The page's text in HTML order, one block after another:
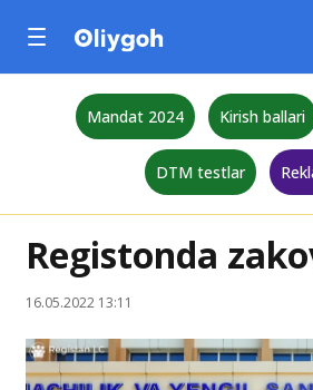
Mandat 2024 Kirish ballari
DTM testlar
Registonda
16.05.2022 13:11